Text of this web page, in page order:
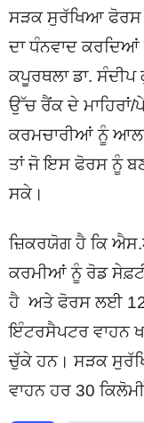
ਸੜਕ ਸੁਰੱਖਿਆ ਫੋਰਸ
ਦਾ ਧੰਨਵਾਦ
ਕਪੂਰਥਲਾ ਡਾ.
ਉੱਚ ਰੈਂਕ ਦੇ ਮਾਹਿਰਾਂ/
ਕਰਮਚਾਰੀਆਂ ਨੂੰ ਆਲਾ
ਤਾਂ ਜੋ ਇਸ ਫੋਰਸ ਨੂੰ
ਸਕੇ।
ਜ਼ਿਕਰਯੋਗ ਹੈ ਕਿ
ਕਰਮੀਆਂ ਨੂੰ ਰੋਡ ਸੇਫ਼ਟੀ
ਹੈ ਅਤੇ ਫੋਰਸ ਲਈ
ਇੰਟਰਸੈਪਟਰ ਵਾਹਨ
ਚੁੱਕੇ ਹਨ। ਸੜਕ
ਵਾਹਨ ਹਰ 30